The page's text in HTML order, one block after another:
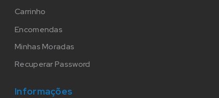
Carrinho
Encomendas
Minhas Moradas
Recuperar Password
Informações